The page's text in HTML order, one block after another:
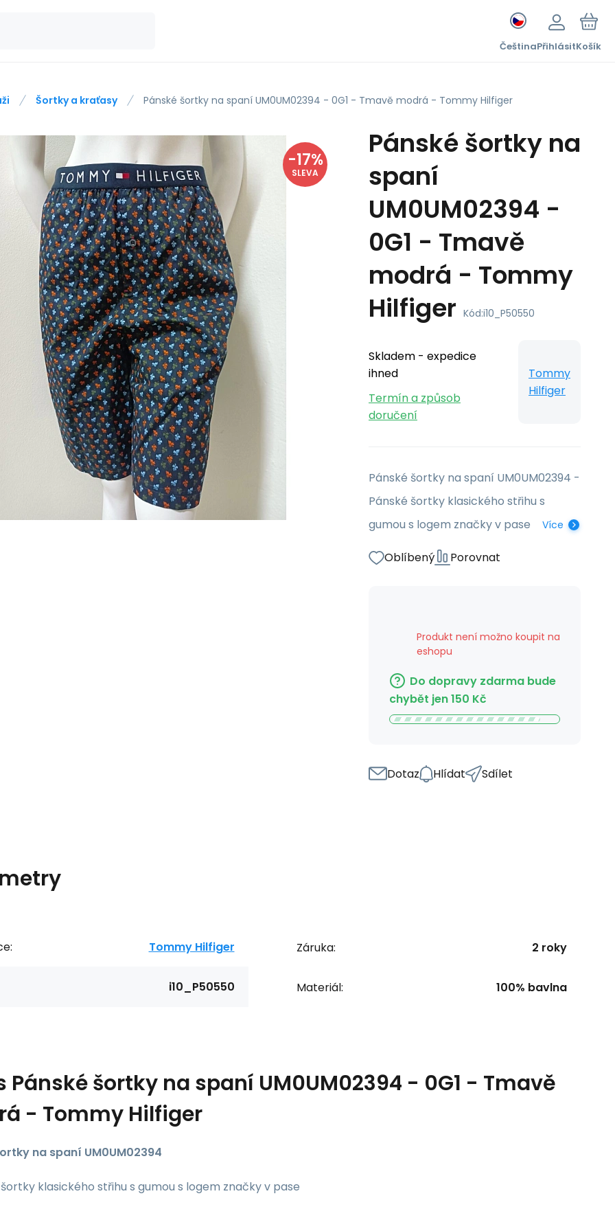
ČeštinaPřihlásitKošík
Šortky a kraťasy Pánské šortky na spaní UM0UM02394 - 0G1 - Tmavě modrá - Tommy Hilfiger
-17%
SLEVA
Pánské šortky na
spaní
UM0UM02394 -
0G1 - Tmavě
modrá - Tommy
Hilfiger Kód:i10_P50550
Skladem - expedice
ihned
Termín a způsob
doručení
Tommy
Hilfiger
Pánské šortky na spaní UM0UM02394 -
Pánské šortky klasického střihu s
gumou s logem značky v pase
Více
Oblíbený Porovnat
Produkt není možno koupit na
eshopu
Do dopravy zdarma bude
chybět jen150 Kč
Dotaz Hlídat Sdílet
Tommy Hilfiger
i10_P50550
Záruka: 2 roky
Materiál: 100% bavlna
Pánské šortky na spaní UM0UM02394 - 0G1 - Tmavě
- Tommy Hilfiger
na spaní UM0UM02394
klasického střihu s gumou s logem značky v pase